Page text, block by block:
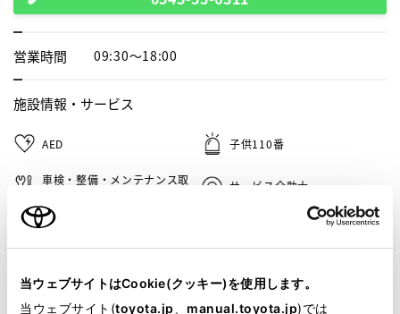
当ウェブサイトはCookie(クッキー)を使用します。
当ウェブサイト(toyota.jp manual.toyota.jp)では
営業時間 09:30～18:00
施設情報・ サービス
AED 子供110番
車検・整備・メンテナンス取
サービス介助士
福祉車両展示店
WiFi ａｕ・ＵＱモバイル取扱い